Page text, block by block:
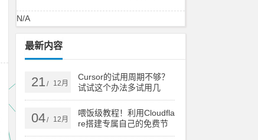
N/A
最新内容
21 / 12月
Cursor的试用周期不够？
试试这个办法多试用几
次！
04/ 12月
喂饭级教程！利用Cloudfla
re搭建专属自己的免费节
点